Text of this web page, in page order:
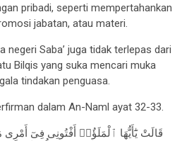
pribadi, seperti mempertahankan
jabatan, atau materi.
negeri Saba’ juga tidak terlepas dari
Bilqis yang suka mencari muka
tindakan penguasa.
dalam An-Naml ayat 32-33.
قَالَتْ يَٰٓأَيُّهَا ٱلْمَلَؤُا۟ أَفْتُونِى فِىٓ